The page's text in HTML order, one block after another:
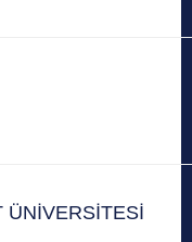
ÜNİVERSİTESİ